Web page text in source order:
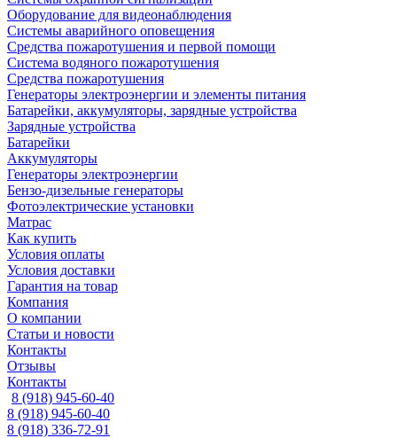
Оборудование для видеонаблюдения
Системы аварийного оповещения
Средства пожаротушения и первой помощи
Система водяного пожаротушения
Средства пожаротушения
Генераторы электроэнергии и элементы питания
Батарейки, аккумуляторы, зарядные устройства
Зарядные устройства
Батарейки
Аккумуляторы
Генераторы электроэнергии
Бензо-дизельные генераторы
Фотоэлектрические установки
Матрас
Как купить
Условия оплаты
Условия доставки
Гарантия на товар
Компания
О компании
Статьи и новости
Контакты
Отзывы
Контакты
8 (918) 945-60-40
8 (918) 945-60-40
8 (918) 336-72-91